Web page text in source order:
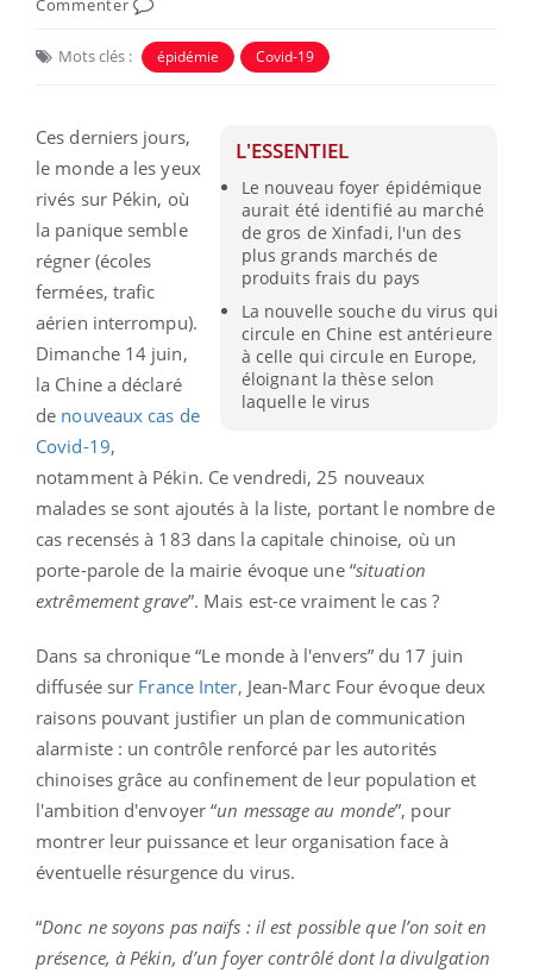
Mots clés : épidémie Covid-19
L'ESSENTIEL
Le nouveau foyer épidémique
aurait été identifié au marché
de gros de Xinfadi, l'un des
plus grands marchés de
produits frais du pays
La nouvelle souche du virus qui
circule en Chine est antérieure
à celle qui circule en Europe,
éloignant la thèse selon
laquelle le virus
Ces derniers jours,
le monde a les yeux
rivés sur Pékin, où
la panique semble
régner (écoles
fermées, trafic
aérien interrompu).
Dimanche 14 juin,
la Chine a déclaré
de nouveaux cas de
Covid-19,
notamment à Pékin. Ce vendredi, 25 nouveaux
malades se sont ajoutés à la liste, portant le nombre de
cas recensés à 183 dans la capitale chinoise, où un
porte-parole de la mairie évoque une “situation
extrêmement grave”. Mais est-ce vraiment le cas ?
Dans sa chronique “Le monde à l'envers” du 17 juin
diffusée sur France Inter, Jean-Marc Four évoque deux
raisons pouvant justifier un plan de communication
alarmiste : un contrôle renforcé par les autorités
chinoises grâce au confinement de leur population et
l'ambition d'envoyer “un message au monde”, pour
montrer leur puissance et leur organisation face à
éventuelle résurgence du virus.
“Donc ne soyons pas naïfs : il est possible que l’on soit en
présence, à Pékin, d’un foyer contrôlé dont la divulgation